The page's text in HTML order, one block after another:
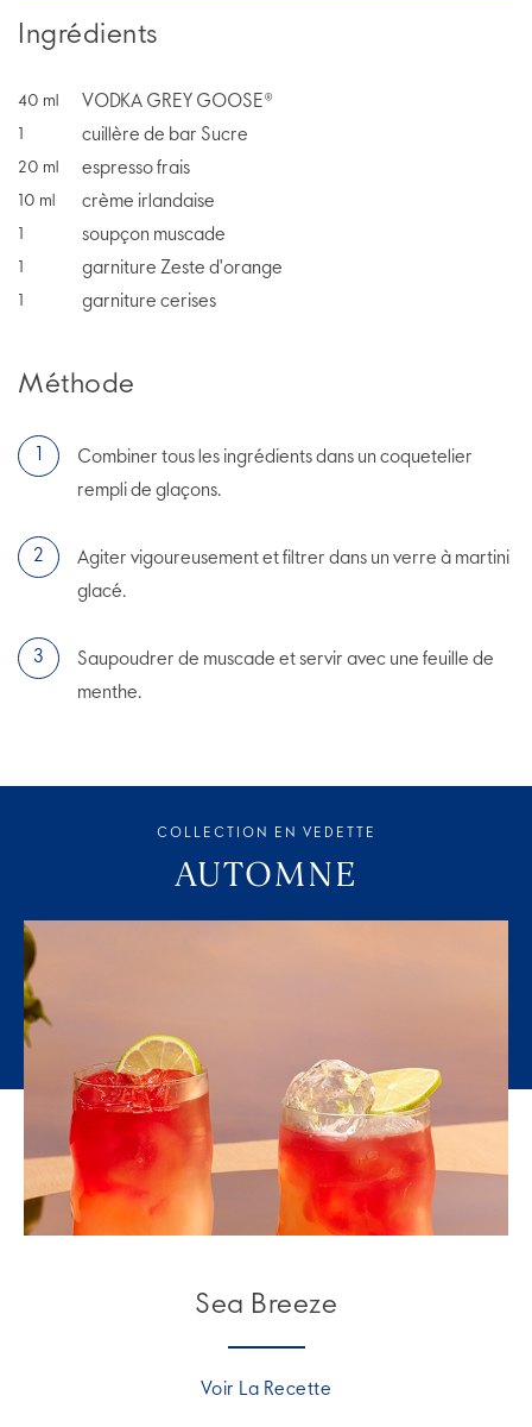
Ingrédients
40 ml VODKA GREY GOOSE®
cuillère de bar Sucre
20 ml espresso frais
10 ml crème irlandaise
soupçon muscade
garniture Zeste d'orange
garniture cerises
Méthode
Combiner tous les ingrédients dans un coquetelier
rempli de glaçons.
Agiter vigoureusement et filtrer dans un verre à martini
glacé.
Saupoudrer de muscade et servir avec une feuille de
menthe.
COLLECTION EN VEDETTE
AUTOMNE
Sea Breeze
Voir La Recette